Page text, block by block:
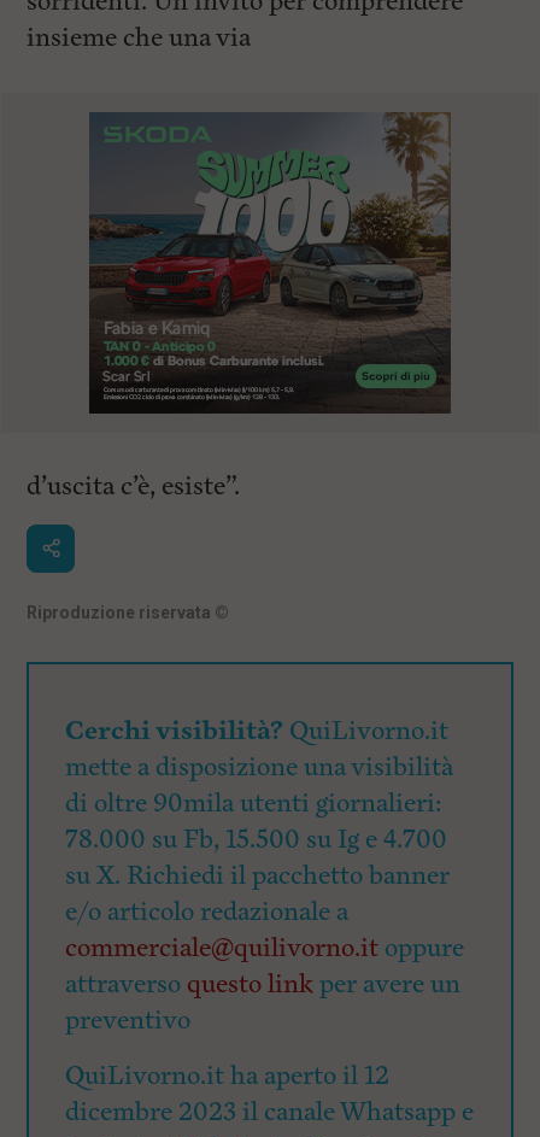
insieme che una via
d’uscita c’è, esiste”.
Riproduzione riservata ©
Cerchi visibilità? QuiLivorno.it
mette a disposizione una visibilità
di oltre 90mila utenti giornalieri:
78.000 su Fb, 15.500 su Ig e 4.700
su X. Richiedi il pacchetto banner
e/o articolo redazionale a
commerciale@quilivorno.it oppure
attraverso questo linkper avere un
preventivo
QuiLivorno.it ha aperto il 12
dicembre 2023 il canale Whatsapp e